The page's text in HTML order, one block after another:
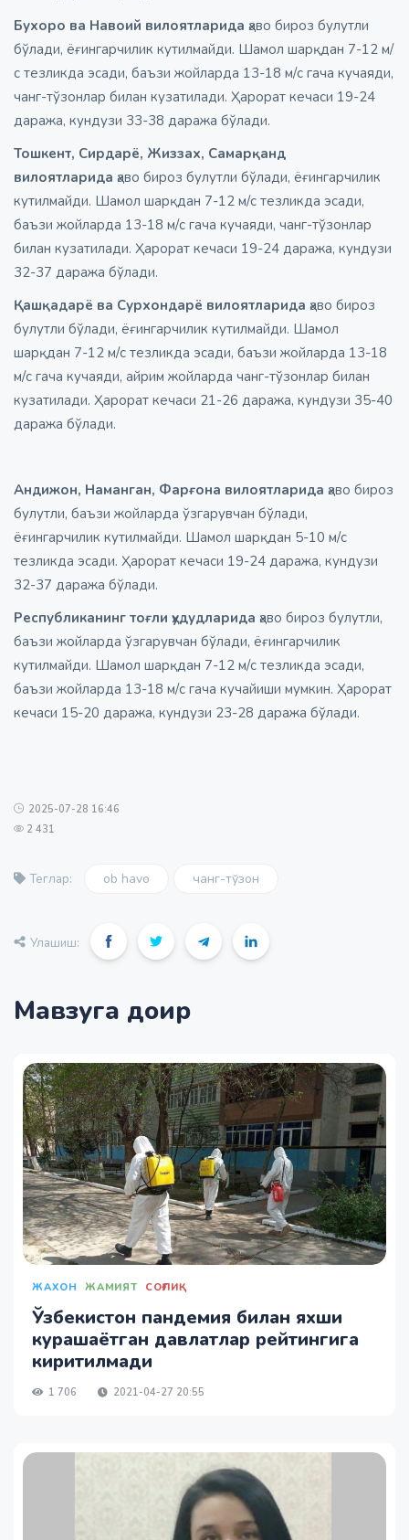
Бухоро ва Навоий вилоятларида ҳаво бироз булутли
бўлади, ёғингарчилик кутилмайди. Шамол шарқдан 7-12 м/
с тезликда эсади, баъзи жойларда 13-18 м/с гача кучаяди,
чанг-тўзонлар билан кузатилади. Ҳарорат кечаси 19-24
даража, кундузи 33-38 даража бўлади.
Тошкент, Сирдарё, Жиззах, Самарқанд
вилоятларида ҳаво бироз булутли бўлади, ёғингарчилик
кутилмайди. Шамол шарқдан 7-12 м/с тезликда эсади,
баъзи жойларда 13-18 м/с гача кучаяди, чанг-тўзонлар
билан кузатилади. Ҳарорат кечаси 19-24 даража, кундузи
32-37 даража бўлади.
Қашқадарё ва Сурхондарё вилоятларида ҳаво бироз
булутли бўлади, ёғингарчилик кутилмайди. Шамол
шарқдан 7-12 м/с тезликда эсади, баъзи жойларда 13-18
м/с гача кучаяди, айрим жойларда чанг-тўзонлар билан
кузатилади. Ҳарорат кечаси 21-26 даража, кундузи 35-40
даража бўлади.
Андижон, Наманган, Фарғона вилоятларида ҳаво бироз
булутли, баъзи жойларда ўзгарувчан бўлади,
ёғингарчилик кутилмайди. Шамол шарқдан 5-10 м/с
тезликда эсади. Ҳарорат кечаси 19-24 даража, кундузи
32-37 даража бўлади.
Республиканинг тоғли ҳудудларида ҳаво бироз булутли,
баъзи жойларда ўзгарувчан бўлади, ёғингарчилик
кутилмайди. Шамол шарқдан 7-12 м/с тезликда эсади,
баъзи жойларда 13-18 м/с гача кучайиши мумкин. Ҳарорат
кечаси 15-20 даража, кундузи 23-28 даража бўлади.
2025-07-28 16:46
2 431
Теглар: ob havo чанг-тўзон
Улашиш:
Мавзуга доир
ЖАХОН ЖАМИЯТ СОҒЛИҚ
Ўзбекистон пандемия билан яхши
курашаётган давлатлар рейтингига
киритилмади
1 706 2021-04-27 20:55